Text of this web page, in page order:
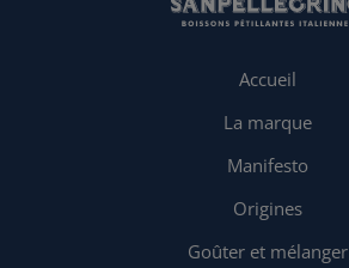
Accueil
La marque
Manifesto
Origines
Goûter et mélanger